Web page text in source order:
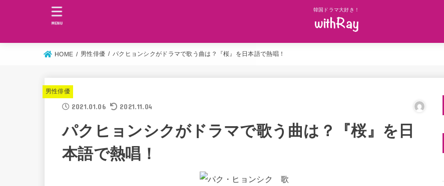
韓国ドラマ大好き！
MENU
HOME 男性俳優 パクヒョンシクがドラマで歌う曲は？『桜』を日本語で熱唱！
男性俳優
2021.01.06 2021.11.04
パクヒョンシクがドラマで歌う曲は？『桜』を日
本語で熱唱！